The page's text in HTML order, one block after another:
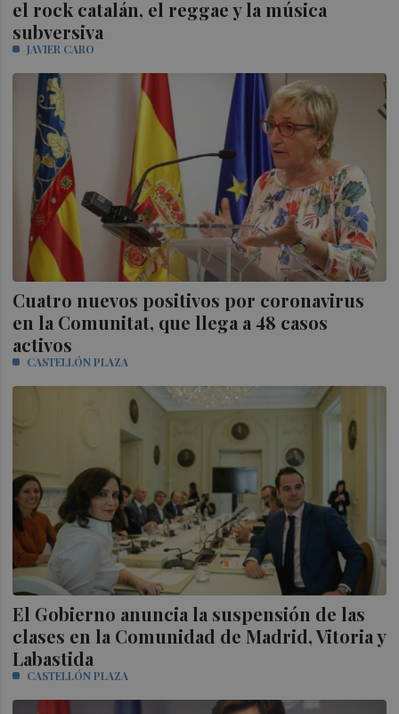
el rock catalán, el reggae y la música
subversiva
JAVIER CARO
Cuatro nuevos positivos por coronavirus
en la Comunitat, que llega a 48 casos
activos
CASTELLÓN PLAZA
El Gobierno anuncia la suspensión de las
clases en la Comunidad de Madrid, Vitoria y
Labastida
CASTELLÓN PLAZA